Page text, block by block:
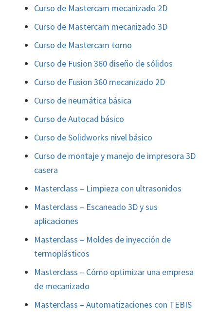
Curso de Mastercam mecanizado 2D
Curso de Mastercam mecanizado 3D
Curso de Mastercam torno
Curso de Fusion 360 diseño de sólidos
Curso de Fusion 360 mecanizado 2D
Curso de neumática básica
Curso de Autocad básico
Curso de Solidworks nivel básico
Curso de montaje y manejo de impresora 3D
casera
Masterclass – Limpieza con ultrasonidos
Masterclass – Escaneado 3D y sus
aplicaciones
Masterclass – Moldes de inyección de
termoplásticos
Masterclass – Cómo optimizar una empresa
de mecanizado
Masterclass – Automatizaciones con TEBIS